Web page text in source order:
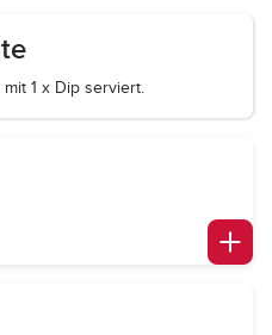
1 x Dip serviert.